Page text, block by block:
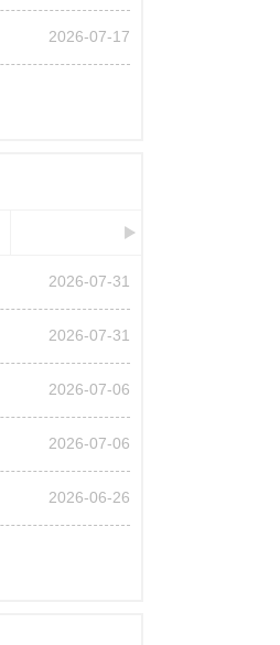
2026-07-17
2026-07-31
2026-07-31
2026-07-06
2026-07-06
2026-06-26